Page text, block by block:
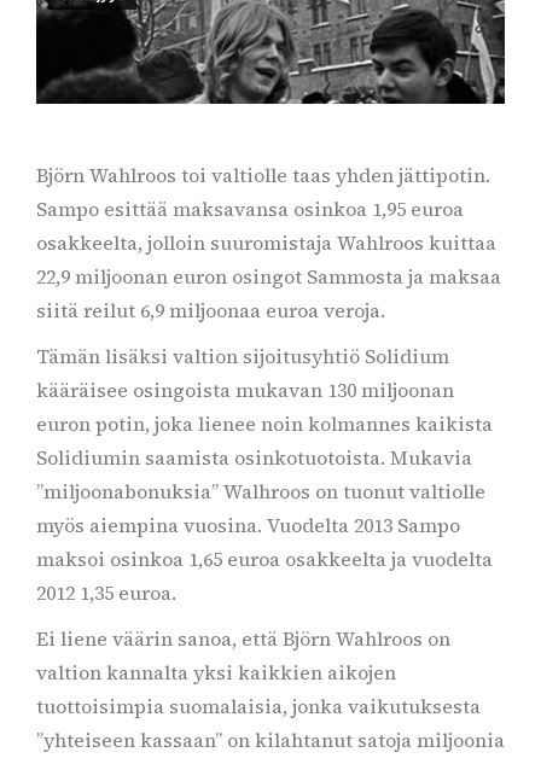
Björn Wahlroos toi valtiolle taas yhden jättipotin.
Sampo esittää maksavansa osinkoa 1,95 euroa
osakkeelta, jolloin suuromistaja Wahlroos kuittaa
22,9 miljoonan euron osingot Sammosta ja maksaa
siitä reilut 6,9 miljoonaa euroa veroja.
Tämän lisäksi valtion sijoitusyhtiö Solidium
kääräisee osingoista mukavan 130 miljoonan
euron potin, joka lienee noin kolmannes kaikista
Solidiumin saamista osinkotuotoista. Mukavia
”miljoonabonuksia” Walhroos on tuonut valtiolle
myös aiempina vuosina. Vuodelta 2013 Sampo
maksoi osinkoa 1,65 euroa osakkeelta ja vuodelta
2012 1,35 euroa.
Ei liene väärin sanoa, että Björn Wahlroos on
valtion kannalta yksi kaikkien aikojen
tuottoisimpia suomalaisia, jonka vaikutuksesta
”yhteiseen kassaan” on kilahtanut satoja miljoonia